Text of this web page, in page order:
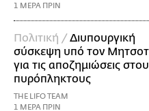
1 ΜΕΡΑ ΠΡΙΝ
Πολιτική /Διυπουργική
σύσκεψη υπό τον
για τις αποζημιώσεις
πυρόπληκτους
THE LIFO TEAM
1 ΜΕΡΑ ΠΡΙΝ